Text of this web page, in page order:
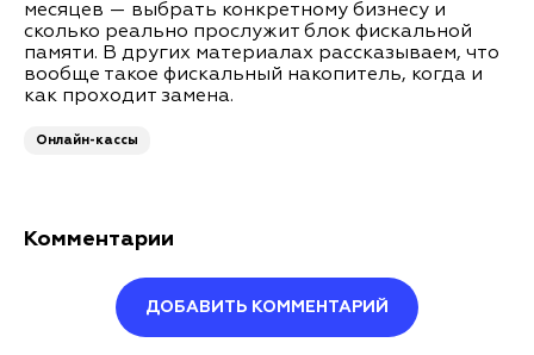
месяцев — выбрать конкретному бизнесу и
сколько реально прослужит блок фискальной
памяти. В других материалах рассказываем, что
вообще такое фискальный накопитель, когда и
как проходит замена.
Онлайн-кассы
Комментарии
ДОБАВИТЬ КОММЕНТАРИЙ